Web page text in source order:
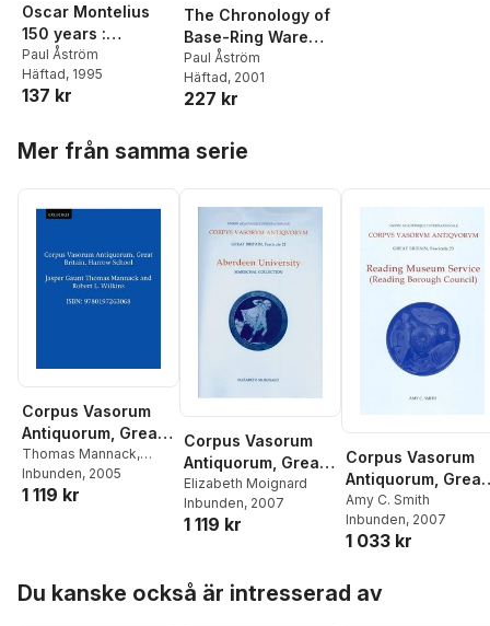
Oscar Montelius
150 years :
Proceedings of a
Colloquium held in
the Royal Academy
and Antiquities,
Stockholm, 13 May
1993
Paul Åström
Häftad, 1995
137 kr
The Chronology of
Base-Ring Ware
and Bichrome
Wheel-Made Ware
Paul Åström
Häftad, 2001
227 kr
Mer från samma serie
Corpus Vasorum
Antiquorum, Great
Britain, Harrow
School
Thomas Mannack,
Jasper Gaunt
Inbunden, 2005
1 119 kr
Corpus Vasorum
Antiquorum, Great
Britain Aberdeen
University
Elizabeth Moignard
Inbunden, 2007
1 119 kr
Corpus Vasorum
Antiquorum, Great
Britiain Fascicule
23, Reading
Museum Service
Council)
Amy C. Smith
Inbunden, 2007
1 033 kr
Du kanske också är intresserad av